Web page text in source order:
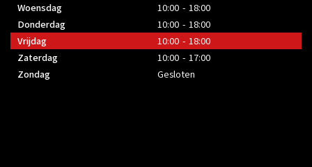
Woensdag
10:00 - 18:00
Donderdag
10:00 - 18:00
Vrijdag
10:00 - 18:00
Zaterdag
10:00 - 17:00
Zondag
Gesloten